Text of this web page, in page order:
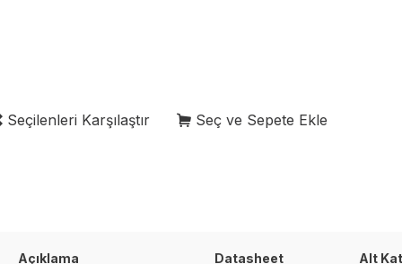
Seçilenleri Karşılaştır Seç ve Sepete Ekle
Açıklama Datasheet Alt